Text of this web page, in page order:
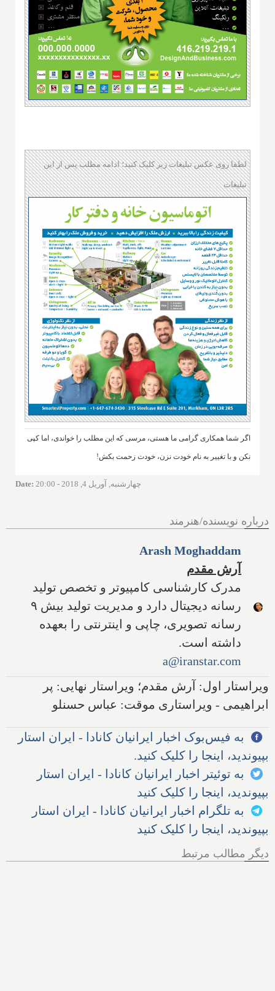
لطفا روی عکس تبلیغات زیر کلیک کنید؛ ادامه مطلب پس از این
تبلیغات
اگر شما همکاری گرامی ما هستی، مرسی که این مطلب را خواندی، اما کپی
نکن و با تغییر به نام خودت نزن، خودت زحمت بکش!
Date: چهارشنبه, آوریل 4, 2018 - 20:00
درباره نویسنده/هنرمند
Arash Moghaddam
آرش مقدم
مدرک کارشناسی کامپیوتر و تخصص تولید
رسانه دیجیتال دارد و مدیریت تولید بیش ۹
رسانه تصویری، چاپی و اینترنتی را بعهده
داشته است.
a@iranstar.com
ویراستار اول: آرش مقدم؛ ویراستار نهایی: پر
ابراهیمی - ویراستاری موقت: عباس حسنلو
به فیس‌بوک اخبار ایرانیان کانادا - ایران استار
بپیوندید، اینجا را کلیک کنید.
به توئیتر اخبار ایرانیان کانادا - ایران استار
بپیوندید، اینجا را کلیک کنید
به تلگرام اخبار ایرانیان کانادا - ایران استار
بپیوندید، اینجا را کلیک کنید
دیگر مطالب مرتبط